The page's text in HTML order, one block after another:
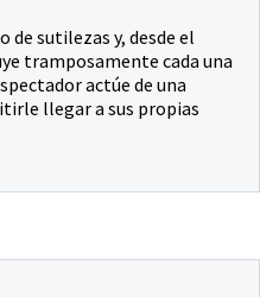
de sutilezas y, desde el
tramposamente cada una
actúe de una
llegar a sus propias